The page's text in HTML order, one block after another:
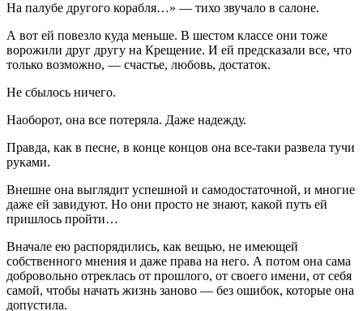
На палубе другого корабля…» — тихо звучало в салоне.
А вот ей повезло куда меньше. В шестом классе они тоже
ворожили друг другу на Крещение. И ей предсказали все, что
только возможно, — счастье, любовь, достаток.
Не сбылось ничего.
Наоборот, она все потеряла. Даже надежду.
Правда, как в песне, в конце концов она все-таки развела тучи
руками.
Внешне она выглядит успешной и самодостаточной, и многие
даже ей завидуют. Но они просто не знают, какой путь ей
пришлось пройти…
Вначале ею распорядились, как вещью, не имеющей
собственного мнения и даже права на него. А потом она сама
добровольно отреклась от прошлого, от своего имени, от себя
самой, чтобы начать жизнь заново — без ошибок, которые она
допустила.